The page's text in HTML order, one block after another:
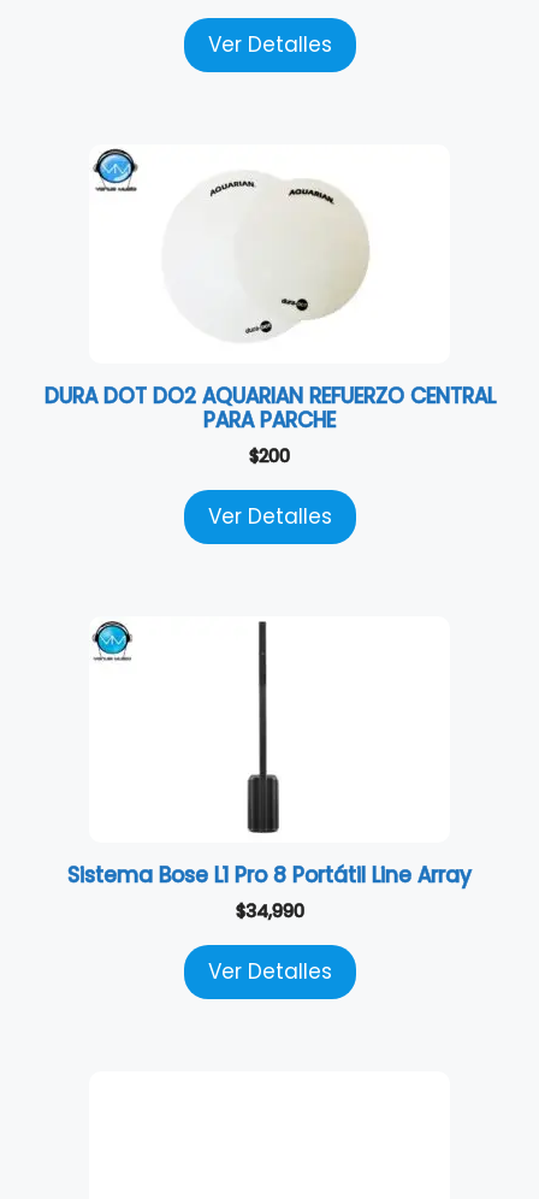
Ver Detalles
DURA DOT DO2 AQUARIAN REFUERZO CENTRAL
PARA PARCHE
$200
Ver Detalles
Sistema Bose L1 Pro 8 Portátil Line Array
$34,990
Ver Detalles